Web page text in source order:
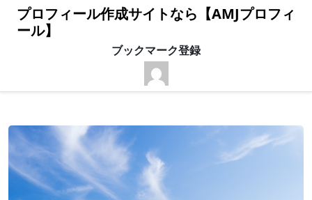
プロフィール作成サイトなら【AMJプロフィ
ール】
ブックマーク登録